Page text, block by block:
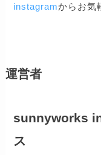
instagramからお気
運営者
sunnyworks
ス